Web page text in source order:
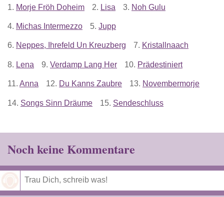
1. Morje Fröh Doheim 2. Lisa 3. Noh Gulu
4. Michas Intermezzo 5. Jupp
6. Neppes, Ihrefeld Un Kreuzberg 7. Kristallnaach
8. Lena 9. Verdamp Lang Her 10. Prädestiniert
11. Anna 12. Du Kanns Zaubre 13. Novembermorje
14. Songs Sinn Dräume 15. Sendeschluss
Noch keine Kommentare